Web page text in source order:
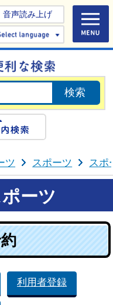
音声読み上げ
Select
索
ツ スポーツ スポ
ーツ
利用者登録